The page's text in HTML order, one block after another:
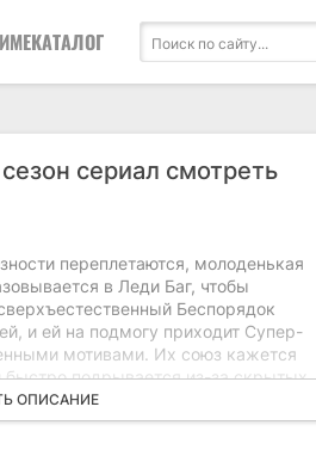
КАТАЛОГ
сериал смотреть
переплетаются, молоденькая
в Леди Баг, чтобы
Беспорядок
и ей на подмогу приходит Супер-
мотивами. Их союз кажется
подрывается из-за скрытых
Госпожа Баг сражается с
настоящую природу своих
рядом, и некоторым,
ОПИСАНИЕ